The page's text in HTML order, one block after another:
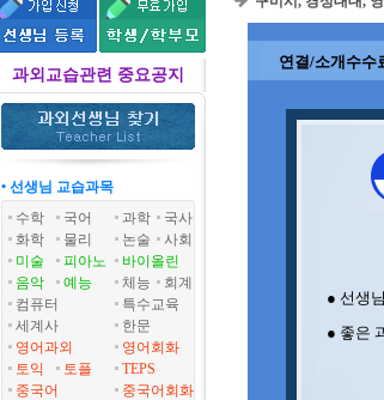
과외교습관련 중요공지
• 선생님 교습과목
수학
국어 과학
국사
화학
물리 논술
사회
미술
피아노
바이올린
음악
예능 체능
회계
컴퓨터
특수교육
세계사
한문
영어과외
영어회화
토익
토플
TEPS
중국어
중국어회화
연결/소개수수
● 선생
● 좋은